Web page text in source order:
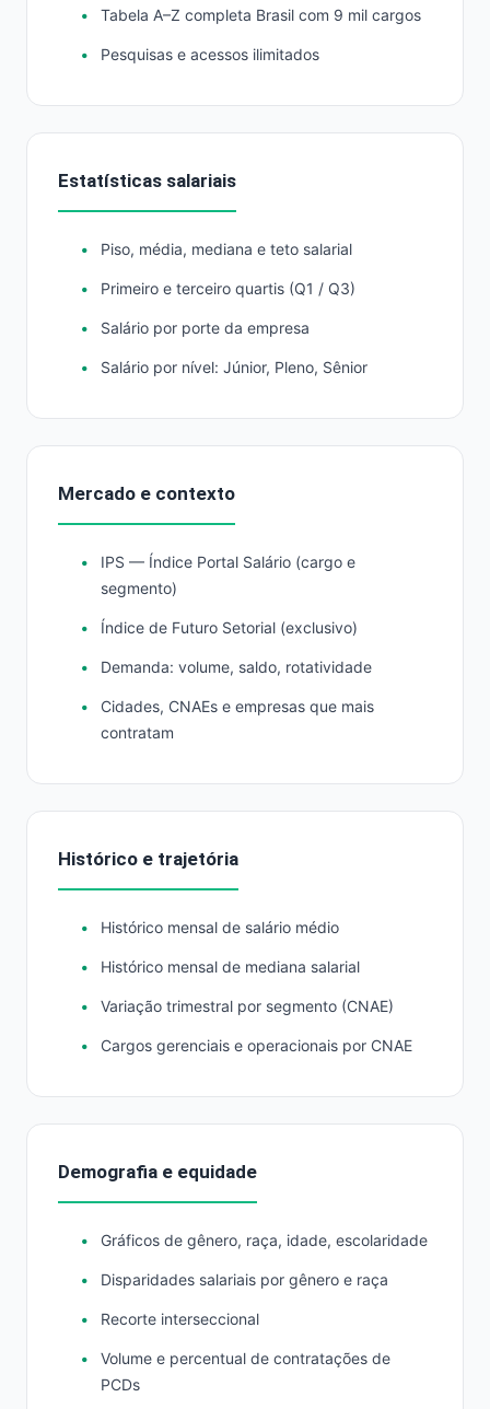
Tabela A–Z completa Brasil com 9 mil cargos
Pesquisas e acessos ilimitados
Estatísticas salariais
Piso, média, mediana e teto salarial
Primeiro e terceiro quartis (Q1 / Q3)
Salário por porte da empresa
Salário por nível: Júnior, Pleno, Sênior
Mercado e contexto
IPS — Índice Portal Salário (cargo e
segmento)
Índice de Futuro Setorial (exclusivo)
Demanda: volume, saldo, rotatividade
Cidades, CNAEs e empresas que mais
contratam
Histórico e trajetória
Histórico mensal de salário médio
Histórico mensal de mediana salarial
Variação trimestral por segmento (CNAE)
Cargos gerenciais e operacionais por CNAE
Demografia e equidade
Gráficos de gênero, raça, idade, escolaridade
Disparidades salariais por gênero e raça
Recorte interseccional
Volume e percentual de contratações de
PCDs